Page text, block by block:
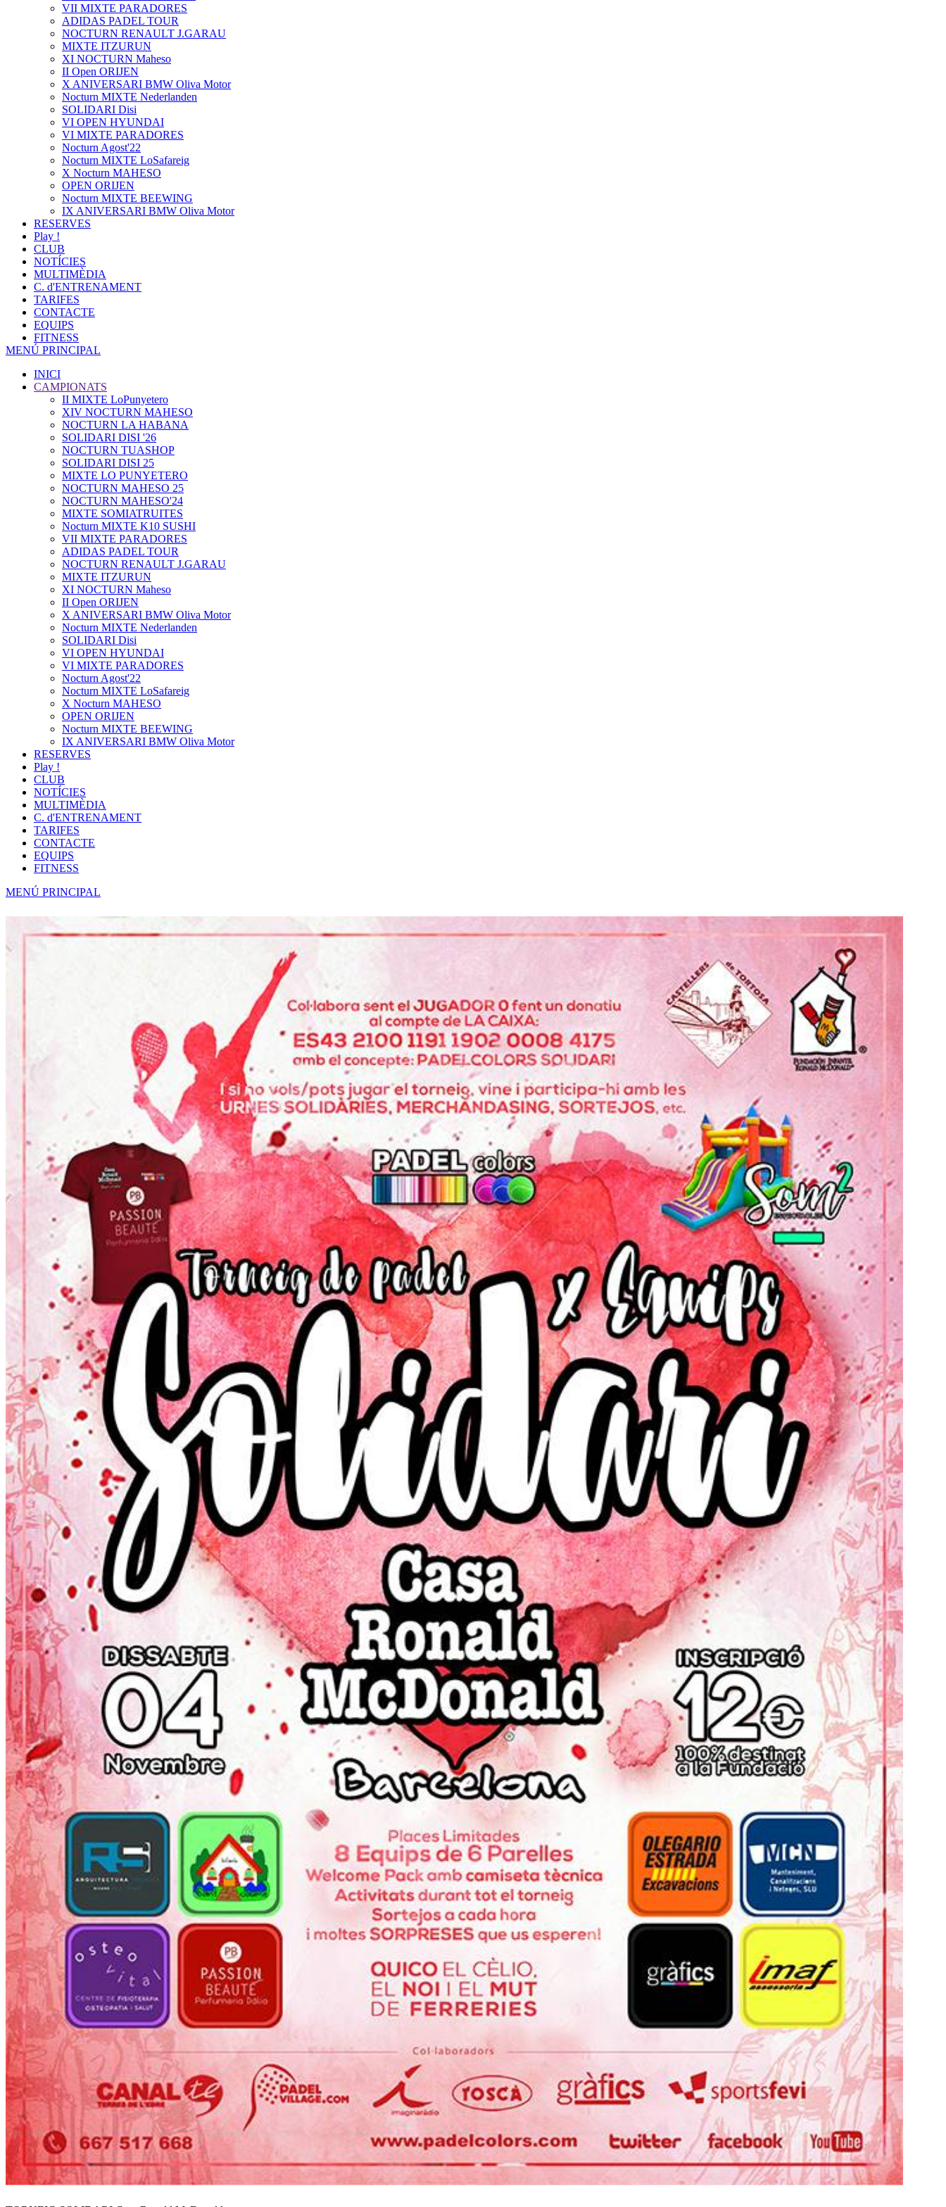
VII MIXTE PARADORES
ADIDAS PADEL TOUR
NOCTURN RENAULT J.GARAU
MIXTE ITZURUN
XI NOCTURN Maheso
II Open ORIJEN
X ANIVERSARI BMW Oliva Motor
Nocturn MIXTE Nederlanden
SOLIDARI Disi
VI OPEN HYUNDAI
VI MIXTE PARADORES
Nocturn Agost'22
Nocturn MIXTE LoSafareig
X Nocturn MAHESO
OPEN ORIJEN
Nocturn MIXTE BEEWING
IX ANIVERSARI BMW Oliva Motor
RESERVES
Play !
CLUB
NOTÍCIES
MULTIMÈDIA
C. d'ENTRENAMENT
TARIFES
CONTACTE
EQUIPS
FITNESS
MENÚ PRINCIPAL
INICI
CAMPIONATS
II MIXTE LoPunyetero
XIV NOCTURN MAHESO
NOCTURN LA HABANA
SOLIDARI DISI '26
NOCTURN TUASHOP
SOLIDARI DISI 25
MIXTE LO PUNYETERO
NOCTURN MAHESO 25
NOCTURN MAHESO'24
MIXTE SOMIATRUITES
Nocturn MIXTE K10 SUSHI
VII MIXTE PARADORES
ADIDAS PADEL TOUR
NOCTURN RENAULT J.GARAU
MIXTE ITZURUN
XI NOCTURN Maheso
II Open ORIJEN
X ANIVERSARI BMW Oliva Motor
Nocturn MIXTE Nederlanden
SOLIDARI Disi
VI OPEN HYUNDAI
VI MIXTE PARADORES
Nocturn Agost'22
Nocturn MIXTE LoSafareig
X Nocturn MAHESO
OPEN ORIJEN
Nocturn MIXTE BEEWING
IX ANIVERSARI BMW Oliva Motor
RESERVES
Play !
CLUB
NOTÍCIES
MULTIMÈDIA
C. d'ENTRENAMENT
TARIFES
CONTACTE
EQUIPS
FITNESS
MENÚ PRINCIPAL